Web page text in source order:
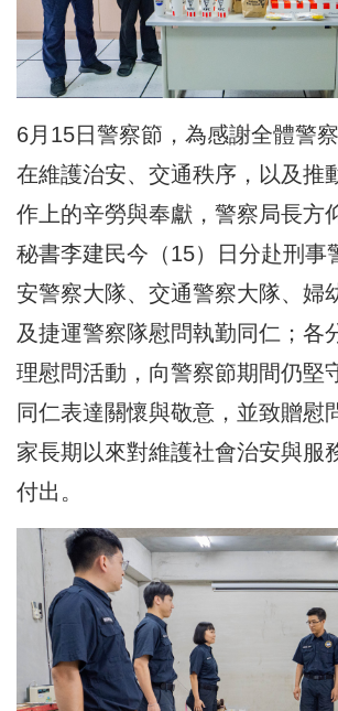
6月15日警察節，為感謝全體警
在維護治安、交通秩序，以及推
作上的辛勞與奉獻，警察局長方
秘書李建民今（15）日分赴刑事
安警察大隊、交通警察大隊、婦
及捷運警察隊慰問執勤同仁；各
理慰問活動，向警察節期間仍堅
同仁表達關懷與敬意，並致贈慰
家長期以來對維護社會治安與服
付出。